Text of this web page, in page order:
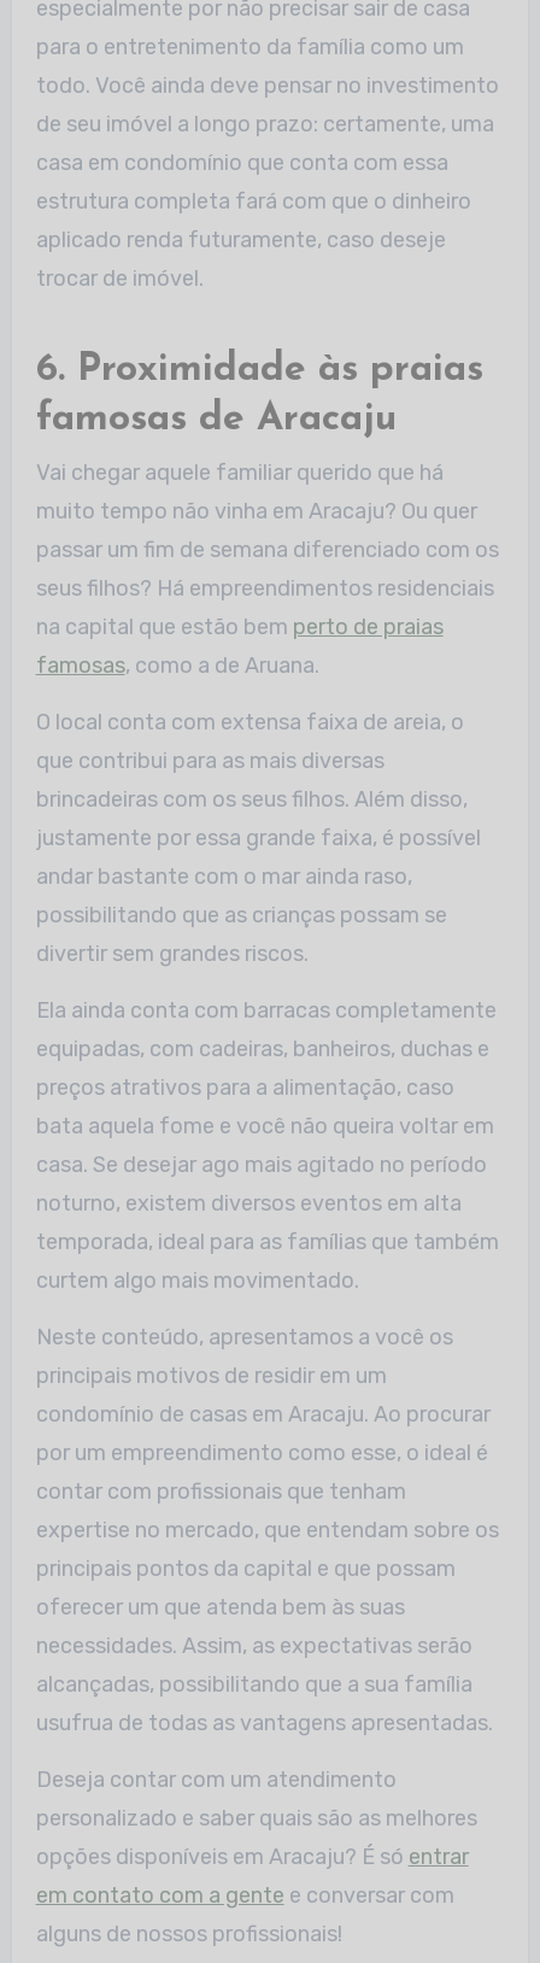
especialmente por não precisar sair de casa
para o entretenimento da família como um
todo. Você ainda deve pensar no investimento
de seu imóvel a longo prazo: certamente, uma
casa em condomínio que conta com essa
estrutura completa fará com que o dinheiro
aplicado renda futuramente, caso deseje
trocar de imóvel.
6. Proximidade às praias
famosas de Aracaju
Vai chegar aquele familiar querido que há
muito tempo não vinha em Aracaju? Ou quer
passar um fim de semana diferenciado com os
seus filhos? Há empreendimentos residenciais
na capital que estão bem perto de praias
famosas, como a de Aruana.
O local conta com extensa faixa de areia, o
que contribui para as mais diversas
brincadeiras com os seus filhos. Além disso,
justamente por essa grande faixa, é possível
andar bastante com o mar ainda raso,
possibilitando que as crianças possam se
divertir sem grandes riscos.
Ela ainda conta com barracas completamente
equipadas, com cadeiras, banheiros, duchas e
preços atrativos para a alimentação, caso
bata aquela fome e você não queira voltar em
casa. Se desejar ago mais agitado no período
noturno, existem diversos eventos em alta
temporada, ideal para as famílias que também
curtem algo mais movimentado.
Neste conteúdo, apresentamos a você os
principais motivos de residir em um
condomínio de casas em Aracaju. Ao procurar
por um empreendimento como esse, o ideal é
contar com profissionais que tenham
expertise no mercado, que entendam sobre os
principais pontos da capital e que possam
oferecer um que atenda bem às suas
necessidades. Assim, as expectativas serão
alcançadas, possibilitando que a sua família
usufrua de todas as vantagens apresentadas.
Deseja contar com um atendimento
personalizado e saber quais são as melhores
opções disponíveis em Aracaju? É só entrar
em contato com a gente e conversar com
alguns de nossos profissionais!